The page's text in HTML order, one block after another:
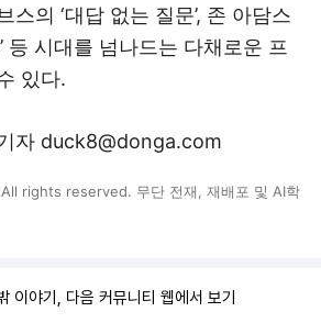
스의 ‘대답 없는 질문’, 존 아담스
등 시대를 넘나드는 다채로운 프
있다.
자 duck8@donga.com
rights reserved. 무단 전재, 재배포 및 AI학
이야기, 다음 커뮤니티 웹에서 보기